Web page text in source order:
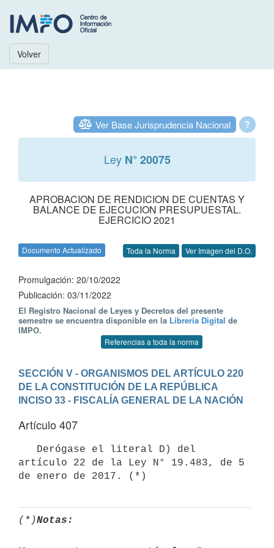
Volver
?
Ver Base Jurisprudencia Nacional
Ley N° 20075
APROBACION DE RENDICION DE CUENTAS Y
BALANCE DE EJECUCION PRESUPUESTAL.
EJERCICIO 2021
Documento Actualizado Toda la Norma Ver Imagen del D.O.
Promulgación: 20/10/2022
Publicación: 03/11/2022
El Registro Nacional de Leyes y Decretos del presente
semestre se encuentra disponible en la Librería Digital de
IMPO.
Referencias a toda la norma
SECCIÓN V - ORGANISMOS DEL ARTÍCULO 220
DE LA CONSTITUCIÓN DE LA REPÚBLICA
INCISO 33 - FISCALÍA GENERAL DE LA NACIÓN
Artículo 407
artículo 22 de la Ley N° 19.483, de 5
(*)Notas: